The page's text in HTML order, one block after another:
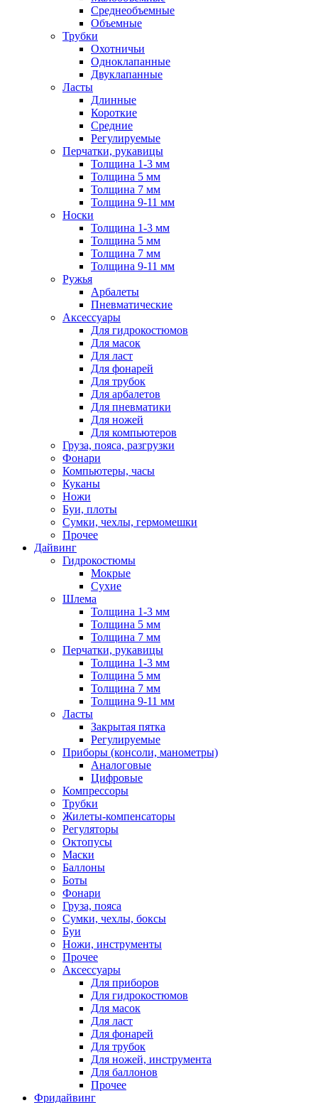
Среднеобъемные
Объемные
Трубки
Охотничьи
Одноклапанные
Двуклапанные
Ласты
Длинные
Короткие
Средние
Регулируемые
Перчатки, рукавицы
Толщина 1-3 мм
Толщина 5 мм
Толщина 7 мм
Толщина 9-11 мм
Носки
Толщина 1-3 мм
Толщина 5 мм
Толщина 7 мм
Толщина 9-11 мм
Ружья
Арбалеты
Пневматические
Аксессуары
Для гидрокостюмов
Для масок
Для ласт
Для фонарей
Для трубок
Для арбалетов
Для пневматики
Для ножей
Для компьютеров
Груза, пояса, разгрузки
Фонари
Компьютеры, часы
Куканы
Ножи
Буи, плоты
Сумки, чехлы, гермомешки
Прочее
Дайвинг
Гидрокостюмы
Мокрые
Сухие
Шлема
Толщина 1-3 мм
Толщина 5 мм
Толщина 7 мм
Перчатки, рукавицы
Толщина 1-3 мм
Толщина 5 мм
Толщина 7 мм
Толщина 9-11 мм
Ласты
Закрытая пятка
Регулируемые
Приборы (консоли, манометры)
Аналоговые
Цифровые
Компрессоры
Трубки
Жилеты-компенсаторы
Регуляторы
Октопусы
Маски
Баллоны
Боты
Фонари
Груза, пояса
Сумки, чехлы, боксы
Буи
Ножи, инструменты
Прочее
Аксессуары
Для приборов
Для гидрокостюмов
Для масок
Для ласт
Для фонарей
Для трубок
Для ножей, инструмента
Для баллонов
Прочее
Фридайвинг